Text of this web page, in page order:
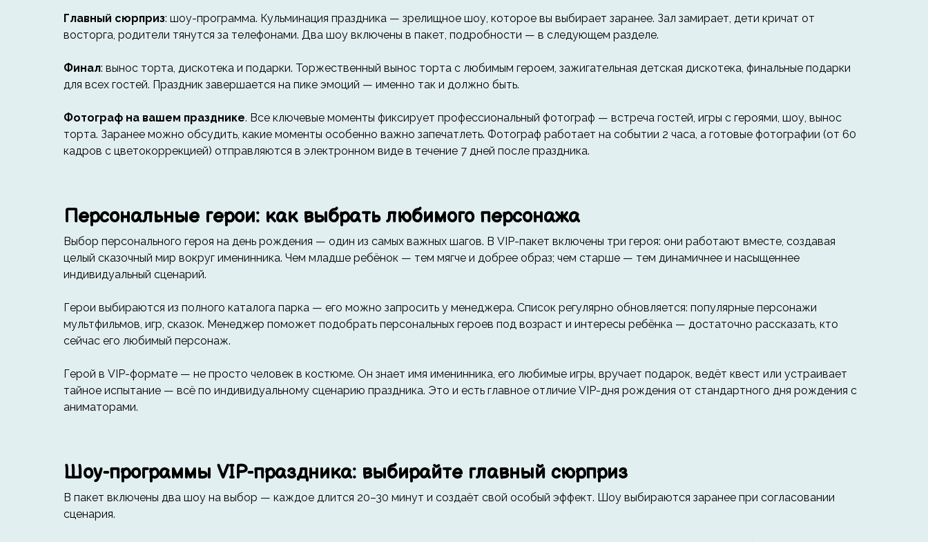
Главный сюрприз: шоу-программа. Кульминация праздника — зрелищное шоу, которое вы выбирает заранее. Зал замирает, дети кричат от
восторга, родители тянутся за телефонами. Два шоу включены в пакет, подробности — в следующем разделе.
Финал: вынос торта, дискотека и подарки. Торжественный вынос торта с любимым героем, зажигательная детская дискотека, финальные подарки
для всех гостей. Праздник завершается на пике эмоций — именно так и должно быть.
Фотограф на вашем празднике. Все ключевые моменты фиксирует профессиональный фотограф — встреча гостей, игры с героями, шоу, вынос
торта. Заранее можно обсудить, какие моменты особенно важно запечатлеть. Фотограф работает на событии 2 часа, а готовые фотографии (от 60
кадров с цветокоррекцией) отправляются в электронном виде в течение 7 дней после праздника.
Персональные герои: как выбрать любимого персонажа
Выбор персонального героя на день рождения — один из самых важных шагов. В VIP-пакет включены три героя: они работают вместе, создавая
целый сказочный мир вокруг именинника. Чем младше ребёнок — тем мягче и добрее образ; чем старше — тем динамичнее и насыщеннее
индивидуальный сценарий.
Герои выбираются из полного каталога парка — его можно запросить у менеджера. Список регулярно обновляется: популярные персонажи
мультфильмов, игр, сказок. Менеджер поможет подобрать персональных героев под возраст и интересы ребёнка — достаточно рассказать, кто
сейчас его любимый персонаж.
Герой в VIP-формате — не просто человек в костюме. Он знает имя именинника, его любимые игры, вручает подарок, ведёт квест или устраивает
тайное испытание — всё по индивидуальному сценарию праздника. Это и есть главное отличие VIP-дня рождения от стандартного дня рождения с
аниматорами.
Шоу-программы VIP-праздника: выбирайте главный сюрприз
В пакет включены два шоу на выбор — каждое длится 20–30 минут и создаёт свой особый эффект. Шоу выбираются заранее при согласовании
сценария.